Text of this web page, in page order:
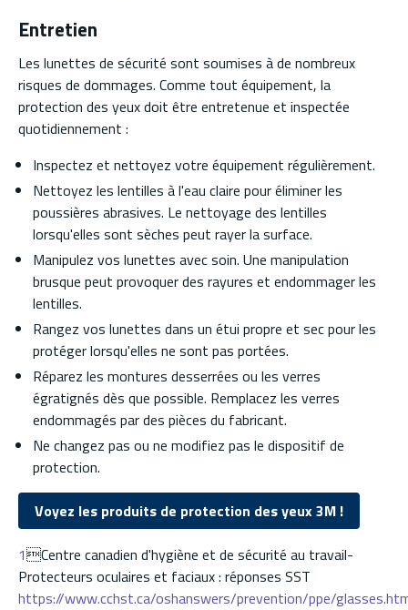
Entretien
Les lunettes de sécurité sont soumises à de nombreux
risques de dommages. Comme tout équipement, la
protection des yeux doit être entretenue et inspectée
quotidiennement :
Inspectez et nettoyez votre équipement régulièrement.
Nettoyez les lentilles à l'eau claire pour éliminer les
poussières abrasives. Le nettoyage des lentilles
lorsqu'elles sont sèches peut rayer la surface.
Manipulez vos lunettes avec soin. Une manipulation
brusque peut provoquer des rayures et endommager les
lentilles.
Rangez vos lunettes dans un étui propre et sec pour les
protéger lorsqu'elles ne sont pas portées.
Réparez les montures desserrées ou les verres
égratignés dès que possible. Remplacez les verres
endommagés par des pièces du fabricant.
Ne changez pas ou ne modifiez pas le dispositif de
protection.
Voyez les produits de protection des yeux 3M !
1Centre canadien d'hygiène et de sécurité au travail-
Protecteurs oculaires et faciaux : réponses SST
https://www.cchst.ca/oshanswers/prevention/ppe/